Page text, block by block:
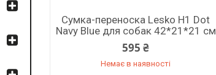
Сумка-переноска Lesko H1 Dot
Navy Blue для собак 42*21*21 см
595 ₴
Немає в наявності